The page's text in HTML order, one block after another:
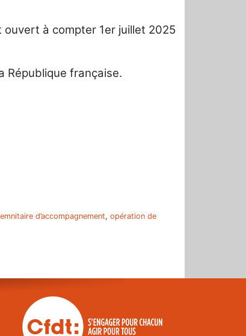
à compter 1er juillet 2025
République française.
d’accompagnement, opération de